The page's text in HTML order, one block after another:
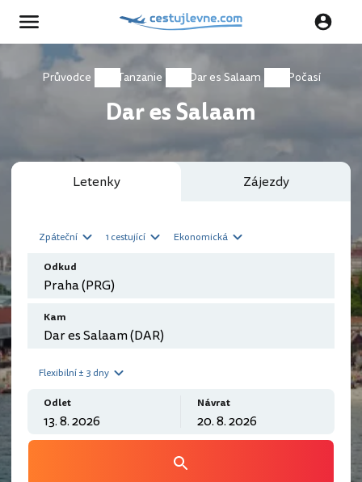
Průvodce Tanzanie Dar es Salaam Počasí
Dar es Salaam
Letenky Zájezdy
Zpáteční 1 cestující Ekonomická
Odkud
Kam
Flexibilní ± 3 dny
Odlet Návrat